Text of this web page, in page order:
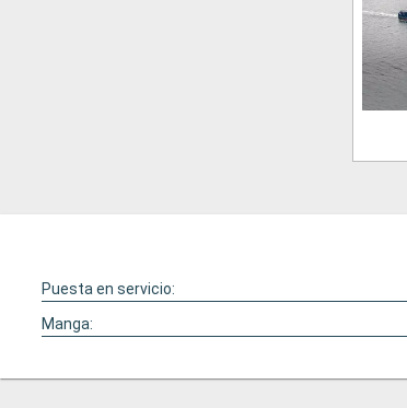
Puesta en servicio:
Manga: